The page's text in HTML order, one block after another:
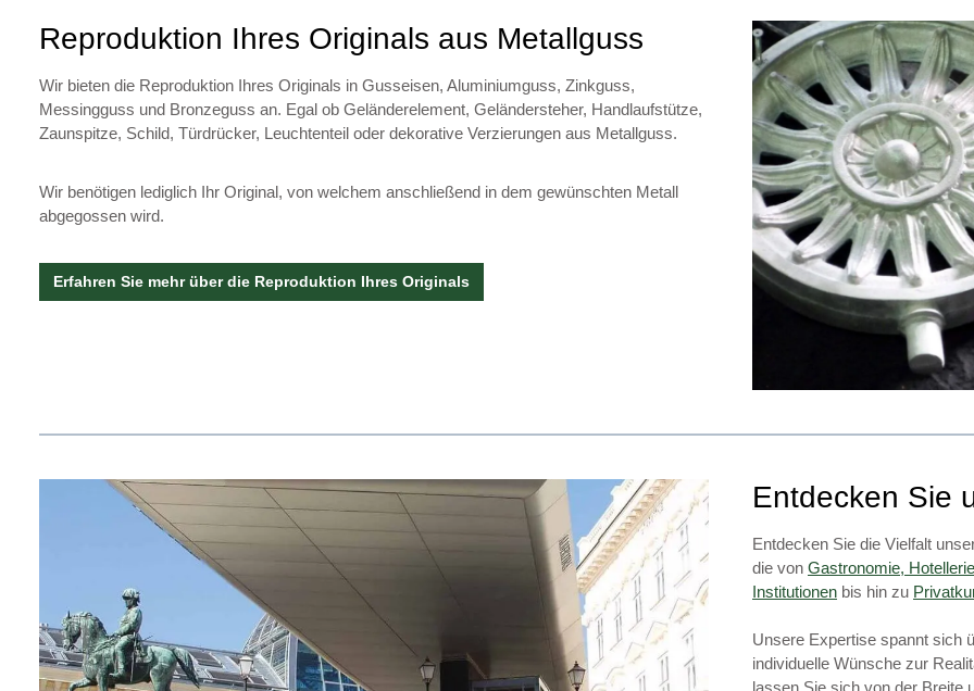
Reproduktion Ihres Originals aus Metallguss
Wir bieten die Reproduktion Ihres Originals in Gusseisen, Aluminiumguss, Zinkguss,
Messingguss und Bronzeguss an. Egal ob Geländerelement, Geländersteher, Handlaufstütze,
Zaunspitze, Schild, Türdrücker, Leuchtenteil oder dekorative Verzierungen aus Metallguss.
Wir benötigen lediglich Ihr Original, von welchem anschließend in dem gewünschten Metall
abgegossen wird.
Erfahren Sie mehr über die Reproduktion Ihres Originals
Entdecken Sie
Entdecken Sie die Vielfalt
die von Gastronomie,
Institutionen bis hin zu
Unsere Expertise spannt sich
individuelle Wünsche zur